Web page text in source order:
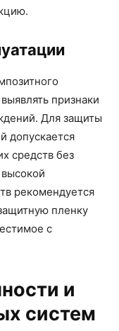
признаки
Для защиты
допускается
средств без
рекомендуется
пленку
с
и
систем